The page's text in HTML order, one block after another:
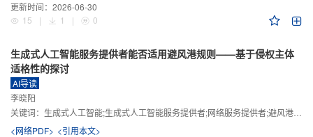
更新时间： 2026-06-30
15
| 1 | 0
生成式人工智能服务提供者能否适用避风港规则——基于侵权主体
适格性的探讨
AI导读
李晓阳
关键词： 生成式人工智能;生成式人工智能服务提供者;网络服务提供者;避风港规则;版权责任
<网络PDF> <引用本文>